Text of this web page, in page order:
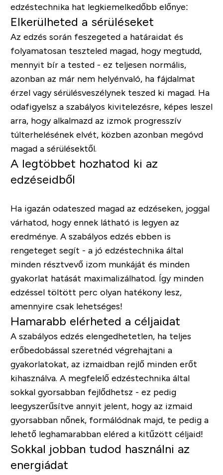
edzéstechnika hat legkiemelkedőbb előnye:
Elkerülheted a sérüléseket
Az edzés során feszegeted a határaidat és
folyamatosan teszteled magad, hogy megtudd,
mennyit bír a tested - ez teljesen normális,
azonban az már nem helyénvaló, ha fájdalmat
érzel vagy sérülésveszélynek teszed ki magad. Ha
odafigyelsz a szabályos kivitelezésre, képes leszel
arra, hogy alkalmazd az izmok progresszív
túlterhelésének elvét, közben azonban megóvd
magad a sérülésektől.
A legtöbbet hozhatod ki az
edzéseidből
Ha igazán odateszed magad az edzéseken, joggal
várhatod, hogy ennek látható is legyen az
eredménye. A szabályos edzés ebben is
rengeteget segít - a jó edzéstechnika által
minden résztvevő izom munkáját és minden
gyakorlat hatását maximalizálhatod. Így minden
edzéssel töltött perc olyan hatékony lesz,
amennyire csak lehetséges!
Hamarabb elérheted a céljaidat
A szabályos edzés elengedhetetlen, ha teljes
erőbedobással szeretnéd végrehajtani a
gyakorlatokat, az izmaidban rejlő minden erőt
kihasználva. A megfelelő edzéstechnika által
sokkal gyorsabban fejlődhetsz - ez pedig
leegyszerűsítve annyit jelent, hogy az izmaid
gyorsabban nőnek, formálódnak majd, te pedig a
lehető leghamarabban eléred a kitűzött céljaid!
Sokkal jobban tudod használni az
energiádat